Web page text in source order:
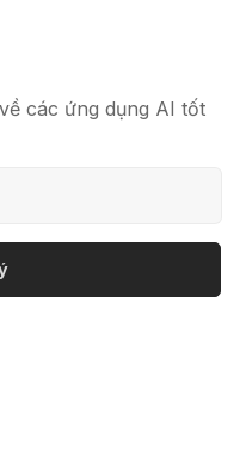
các ứng dụng AI tốt